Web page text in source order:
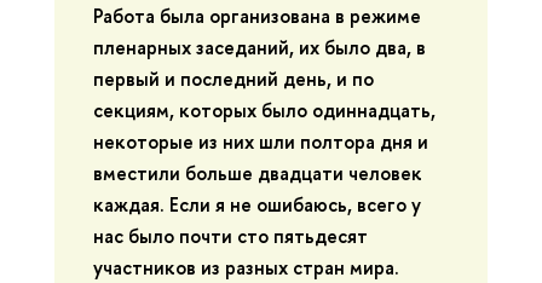
Работа была организована в режиме
пленарных заседаний, их было два, в
первый и последний день, и по
секциям, которых было одиннадцать,
некоторые из них шли полтора дня и
вместили больше двадцати человек
каждая. Если я не ошибаюсь, всего у
нас было почти сто пятьдесят
участников из разных стран мира.